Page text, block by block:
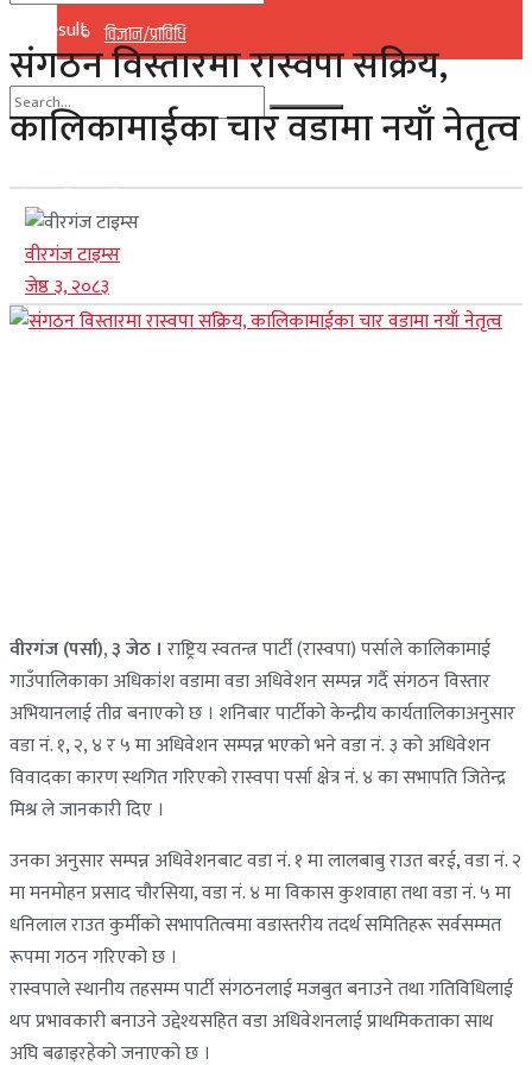
विज्ञान/प्राविधि
No Result
View All Result
No Result
View All Result
संगठन विस्तारमा रास्वपा सक्रिय,
कालिकामाईका चार वडामा नयाँ नेतृत्व
वीरगंज टाइम्स
जेष्ठ ३, २०८३
वीरगंज (पर्सा), ३ जेठ । राष्ट्रिय स्वतन्त्र पार्टी (रास्वपा) पर्साले कालिकामाई
गाउँपालिकाका अधिकांश वडामा वडा अधिवेशन सम्पन्न गर्दै संगठन विस्तार
अभियानलाई तीव्र बनाएको छ । शनिबार पार्टीको केन्द्रीय कार्यतालिकाअनुसार
वडा नं. १, २, ४ र ५ मा अधिवेशन सम्पन्न भएको भने वडा नं. ३ को अधिवेशन
विवादका कारण स्थगित गरिएको रास्वपा पर्सा क्षेत्र नं. ४ का सभापति जितेन्द्र
मिश्र ले जानकारी दिए ।
उनका अनुसार सम्पन्न अधिवेशनबाट वडा नं. १ मा लालबाबु राउत बरई, वडा नं. २
मा मनमोहन प्रसाद चौरसिया, वडा नं. ४ मा विकास कुशवाहा तथा वडा नं. ५ मा
धनिलाल राउत कुर्मीको सभापतित्वमा वडास्तरीय तदर्थ समितिहरू सर्वसम्मत
रूपमा गठन गरिएको छ ।
रास्वपाले स्थानीय तहसम्म पार्टी संगठनलाई मजबुत बनाउने तथा गतिविधिलाई
थप प्रभावकारी बनाउने उद्देश्यसहित वडा अधिवेशनलाई प्राथमिकताका साथ
अघि बढाइरहेको जनाएको छ ।